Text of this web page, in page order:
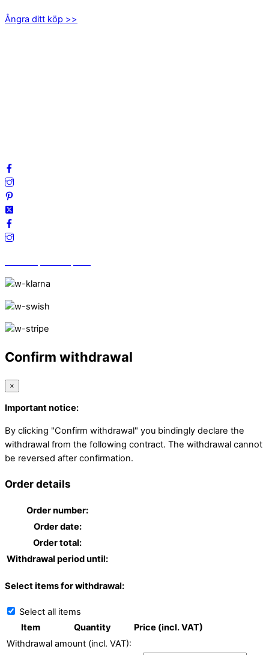
Ångra ditt köp >>
Confirm withdrawal
×
Important notice:
By clicking "Confirm withdrawal" you bindingly declare the
withdrawal from the following contract. The withdrawal cannot
be reversed after confirmation.
Order details
Order number:
Order date:
Order total:
Withdrawal period until:
Select items for withdrawal:
Select all items
Item
Quantity
Price (incl. VAT)
Withdrawal amount (incl. VAT):